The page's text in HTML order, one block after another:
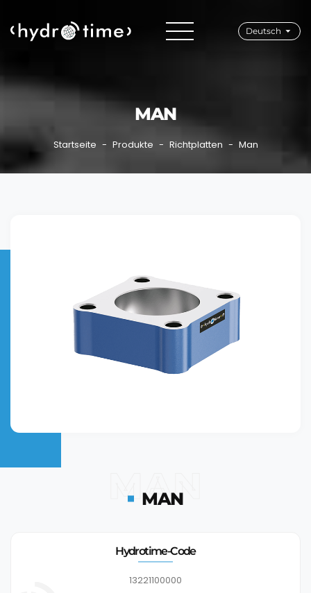
Deutsch
MAN
Startseite Produkte Richtplatten Man
MAN
MAN
Hydrotime-Code
13221100000